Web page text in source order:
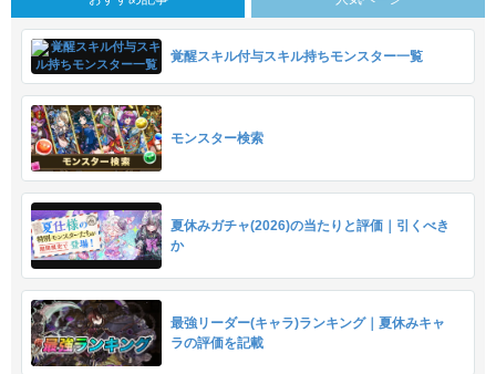
覚醒スキル付与スキル持ちモンスター一覧
モンスター検索
夏休みガチャ(2026)の当たりと評価｜引くべき
か
最強リーダー(キャラ)ランキング｜夏休みキャ
ラの評価を記載